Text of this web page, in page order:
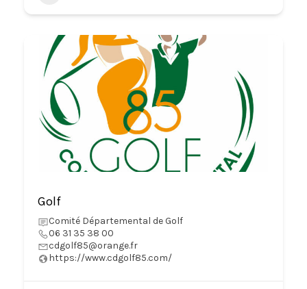
Golf
Comité Départemental de Golf
06 31 35 38 00
cdgolf85@orange.fr
https://www.cdgolf85.com/